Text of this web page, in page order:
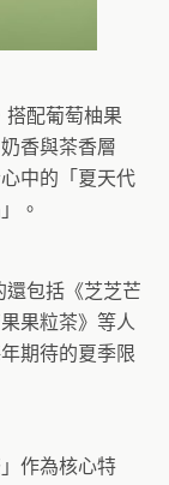
搭配葡萄柚果
香與茶香層
中的「夏天代
。
還包括《芝芝芒
果粒茶》等人
期待的夏季限
作為核心特